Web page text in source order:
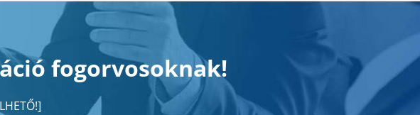
fogorvosoknak!